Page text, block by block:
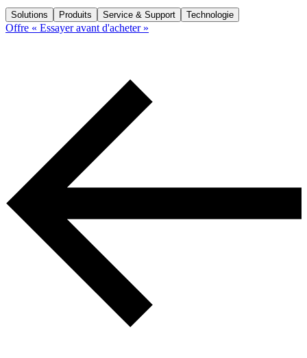
Solutions Produits Service & Support Technologie
Offre « Essayer avant d'acheter »